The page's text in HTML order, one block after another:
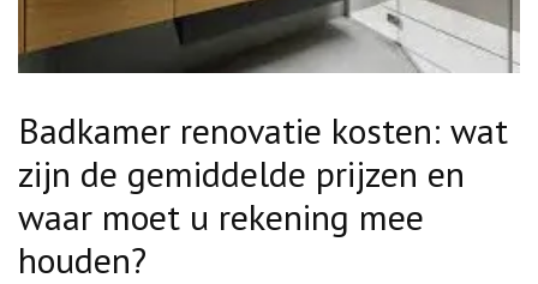
Badkamer renovatie kosten: wat
zijn de gemiddelde prijzen en
waar moet u rekening mee
houden?